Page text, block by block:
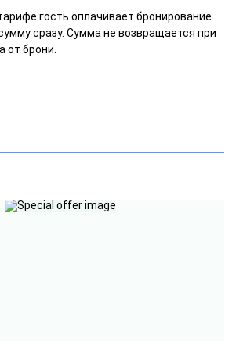
гость оплачивает бронирование
сразу. Сумма не возвращается при
от брони.